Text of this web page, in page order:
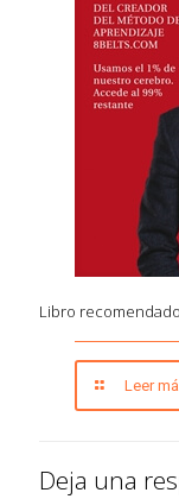
Libro
Leer
Deja una